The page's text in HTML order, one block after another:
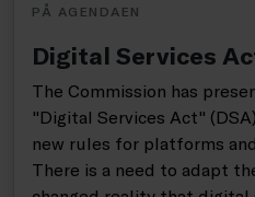
PÅ AGENDAEN
Digital Services
The Commission has
"Digital Services Act"
new rules for platforms
There is a need to adapt